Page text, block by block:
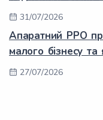
31/07/2026
Апаратний РРО
малого бізнесу
27/07/2026